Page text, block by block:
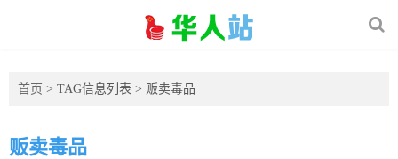
首页 > TAG信息列表 > 贩卖毒品
贩卖毒品